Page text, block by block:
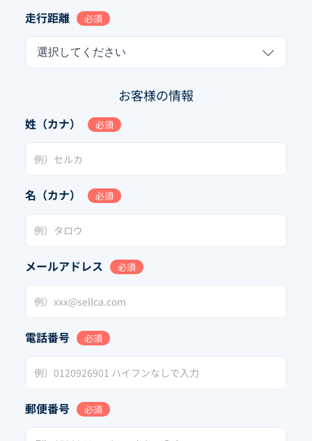
走行距離 必須
選択してください
お客様の情報
姓（カナ） 必須
名（カナ） 必須
メールアドレス 必須
電話番号 必須
郵便番号 必須